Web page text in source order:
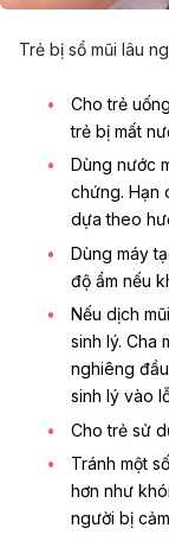
Trẻ bị sổ mũi lâu
Cho trẻ
trẻ bị mất
Dùng nước
chứng. Hạn
dựa theo
Dùng máy
độ ẩm nếu
Nếu dịch
sinh lý. Cha
nghiêng
sinh lý vào
Cho trẻ sử
Tránh một
hơn như
người bị